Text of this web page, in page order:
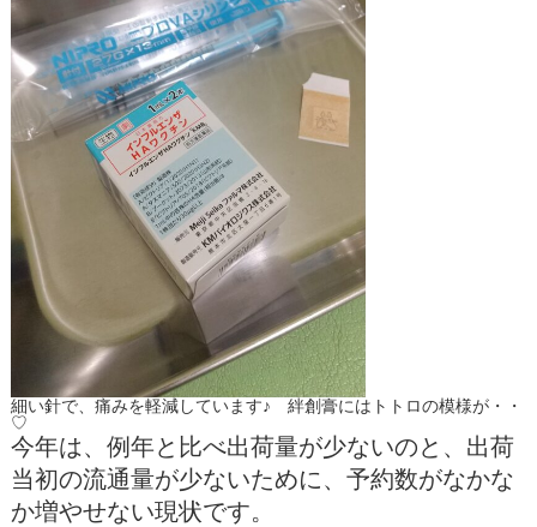
細い針で、痛みを軽減しています♪ 絆創膏にはトトロの模様が・・
♡
今年は、例年と比べ出荷量が少ないのと、出荷
当初の流通量が少ないために、予約数がなかな
か増やせない現状です。